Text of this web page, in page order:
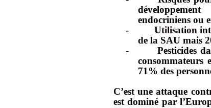
endocriniens ou
-
Utilisation
de la SAU mais
-
Pesticides
consommateurs
71% des
C’est une attaque
est dominé par